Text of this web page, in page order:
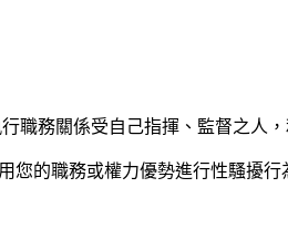
職務關係受自己指揮、監督之人
您的職務或權力優勢進行性騷擾